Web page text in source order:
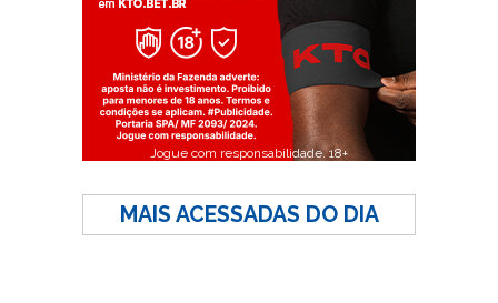
Jogue com responsabilidade. 18+
MAIS ACESSADAS DO DIA